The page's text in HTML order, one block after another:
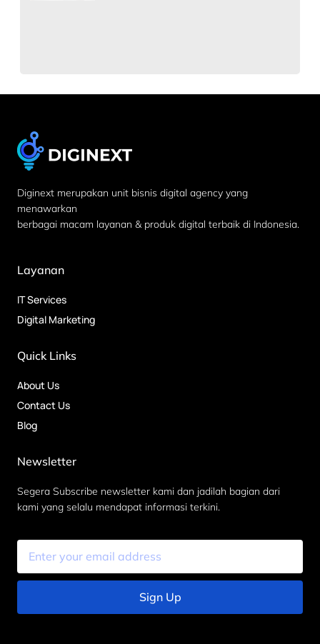
Diginext merupakan unit bisnis digital agency yang
menawarkan
berbagai macam layanan & produk digital terbaik di Indonesia.
Layanan
IT Services
Digital Marketing
Quick Links
About Us
Contact Us
Blog
Newsletter
Segera Subscribe newsletter kami dan jadilah bagian dari
kami yang selalu mendapat informasi terkini.
Sign Up